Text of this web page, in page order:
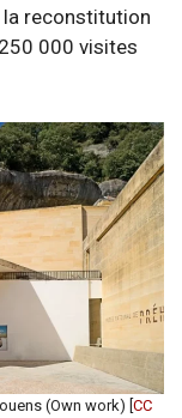
la reconstitution
000 visites
(Own work) [ CC